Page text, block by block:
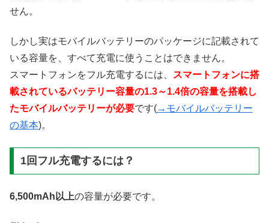
せん。
しかし実はモバイルバッテリーのパッケージに記載されて
いる容量を、すべて充電に使うことはできません。
スマートフォンをフル充電するには、
スマートフォンに搭
載されているバッテリー容量の1.3～1.4倍の容量を搭載し
たモバイルバッテリーが必要です(→モバイルバッテリー
の基本)。
1回フル充電するには？
6,500mAh以上の容量が必要です。